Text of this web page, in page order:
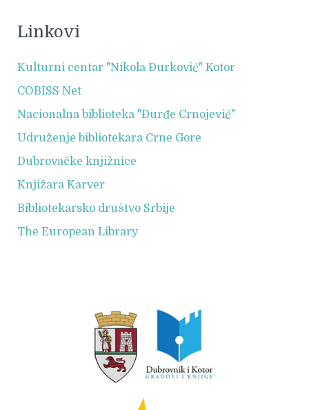
Linkovi
Kulturni centar "Nikola Đurković" Kotor
COBISS Net
Nacionalna biblioteka "Đurđe Crnojević"
Udruženje bibliotekara Crne Gore
Dubrovačke knjižnice
Knjižara Karver
Bibliotekarsko društvo Srbije
The European Library